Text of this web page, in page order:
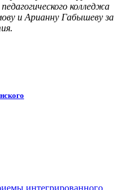
колледжа
и Арианну Габышеву за